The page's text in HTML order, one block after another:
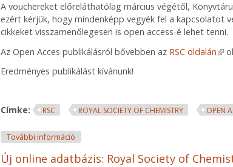
A vouchereket előreláthatólag március végétől,
ezért kérjük, hogy mindenképp vegyék fel a kapcsolatot
cikkeket visszamenőlegesen is open access-é lehet tenni.
Az Open Acces publikálásról bővebben az RSC oldalán
Eredményes publikálást kívánunk!
Címke: RSC ROYAL SOCIETY OF CHEMISTRY OPEN
További információ
Új online adatbázis: Royal Society of